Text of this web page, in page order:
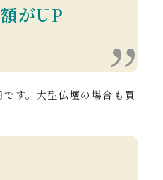
がUP
す。大型仏壇の場合も買